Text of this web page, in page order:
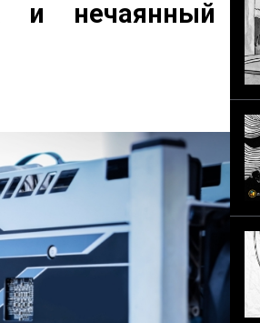
и нечаянный